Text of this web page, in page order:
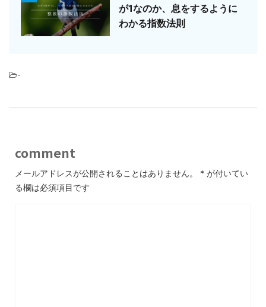
が1なのか、息をするように
わかる指数法則
-
comment
メールアドレスが公開されることはありません。 * が付いてい
る欄は必須項目です